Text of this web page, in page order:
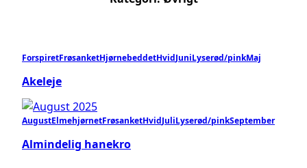
ForspiretFrøsanketHjørnebeddetHvidJuniLyserød/pinkMaj
Akeleje
AugustElmehjørnetFrøsanketHvidJuliLyserød/pinkSeptember
Almindelig hanekro